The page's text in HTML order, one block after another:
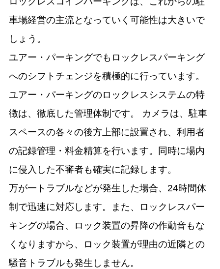
車場経営の主流となっていく可能性は大きいで
しょう。
ユアー・パーキングでもロックレスパーキング
へのシフトチェンジを積極的に行っています。
ユアー・パーキングのロックレスシステムの特
徴は、徹底した管理体制です。 カメラは、駐車
スペースの各々の後方上部に設置され、利用者
の記録管理・料金精算を行います。同時に場内
に侵入した不審者も確実に記録します。
万が一トラブルなどが発生した場合、24時間体
制で迅速に対応します。また、ロックレスパー
キングの場合、ロック装置の昇降の作動音もな
くなりますから、ロック装置が理由の近隣との
騒音トラブルも発生しません。